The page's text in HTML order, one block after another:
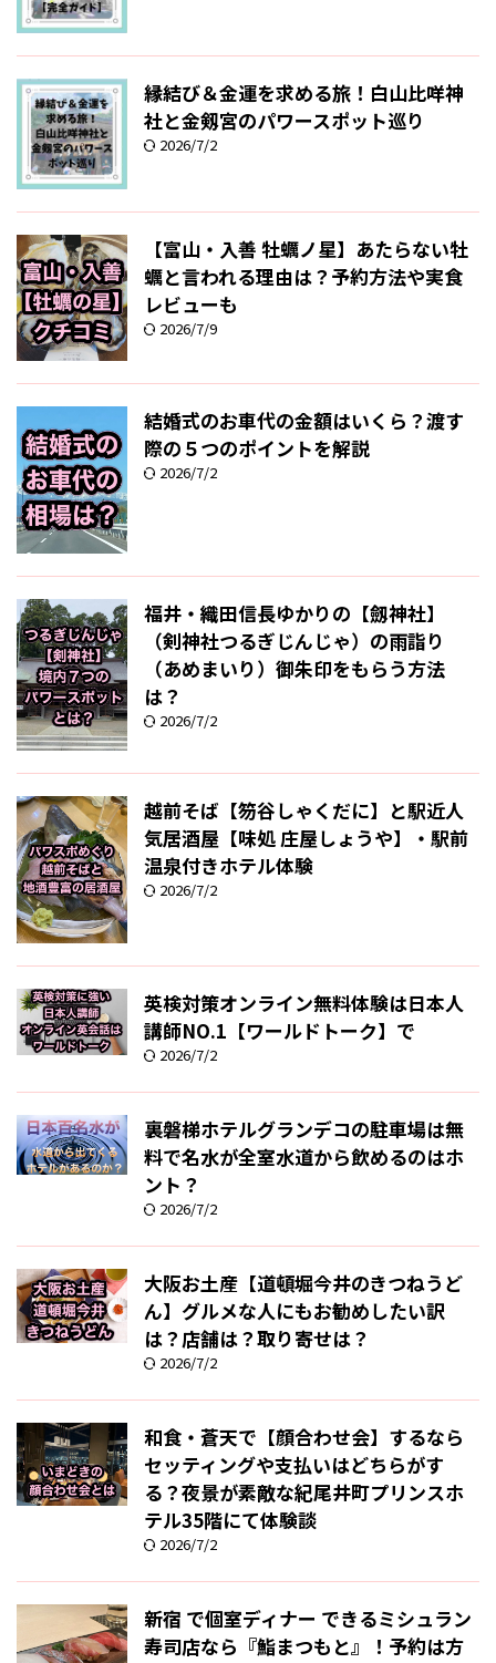
縁結び＆金運を求める旅！白山比咩神
社と金剱宮のパワースポット巡り
2026/7/2
【富山・入善 牡蠣ノ星】あたらない牡
蠣と言われる理由は？予約方法や実食
レビューも
2026/7/9
結婚式のお車代の金額はいくら？渡す
際の５つのポイントを解説
2026/7/2
福井・織田信長ゆかりの【劔神社】
（剣神社つるぎじんじゃ）の雨詣り
（あめまいり）御朱印をもらう方法
は？
2026/7/2
越前そば【笏谷しゃくだに】と駅近人
気居酒屋【味処 庄屋しょうや】・駅前
温泉付きホテル体験
2026/7/2
英検対策オンライン無料体験は日本人
講師NO.1【ワールドトーク】で
2026/7/2
裏磐梯ホテルグランデコの駐車場は無
料で名水が全室水道から飲めるのはホ
ント？
2026/7/2
大阪お土産【道頓堀今井のきつねうど
ん】グルメな人にもお勧めしたい訳
は？店舗は？取り寄せは？
2026/7/2
和食・蒼天で【顔合わせ会】するなら
セッティングや支払いはどちらがす
る？夜景が素敵な紀尾井町プリンスホ
テル35階にて体験談
2026/7/2
新宿 で個室ディナー できるミシュラン
寿司店なら『鮨まつもと』！予約は方